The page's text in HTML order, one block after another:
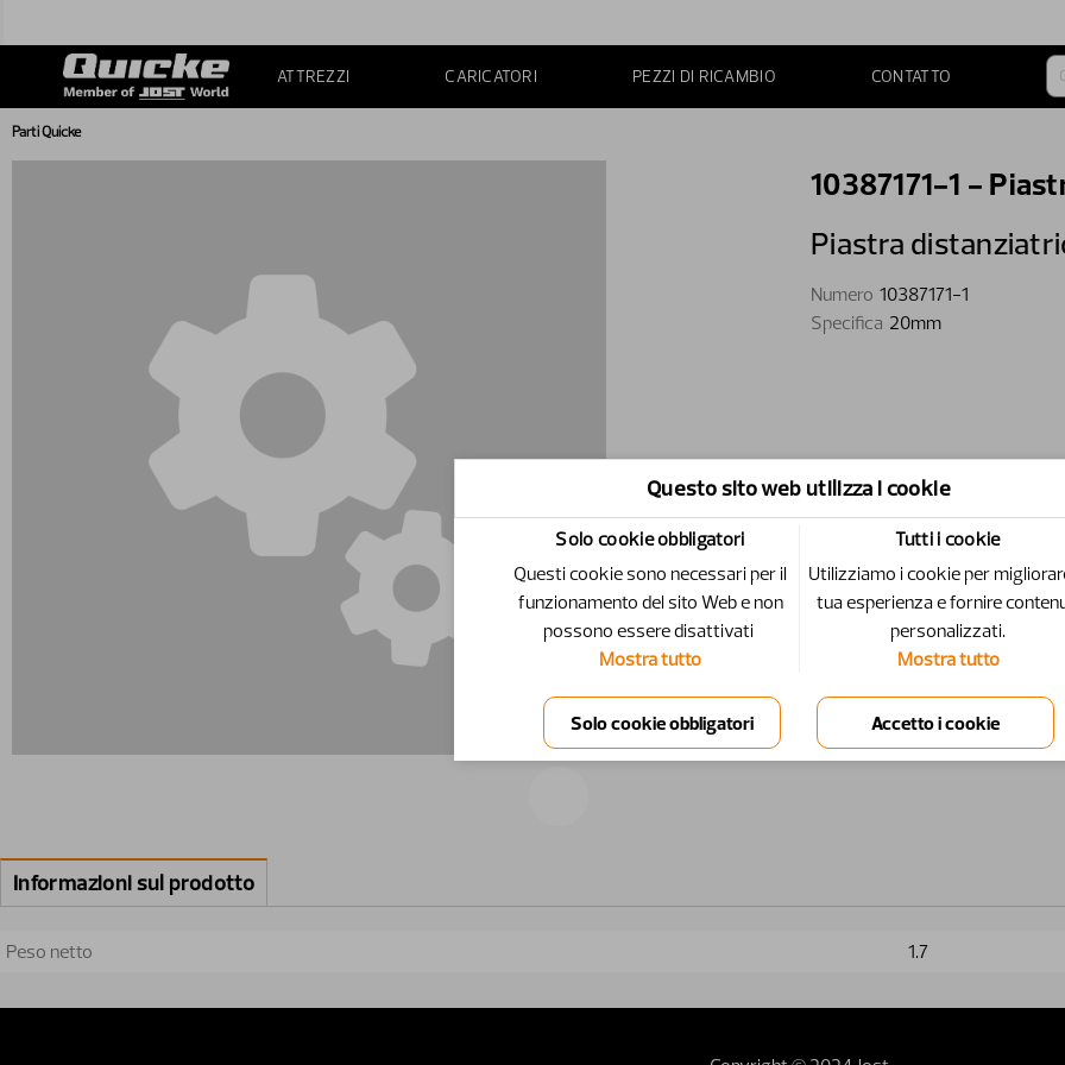
ATTREZZI CARICATORI PEZZI DI RICAMBIO CONTATTO
Parti Quicke
Informazioni sul prodotto
Peso netto 1.7
10387171-1 -
Piastra
Numero 10387171-1
Specifica 20mm
Questo sito web utilizza i cookie
Solo cookie obbligatori
Questi cookie sono necessari per il
funzionamento del sito Web e non
possono essere disattivati ​​
Mostra tutto
Tutti i cookie
Utilizziamo i cookie per
tua esperienza e fornire
personalizzati.
Mostra tutto